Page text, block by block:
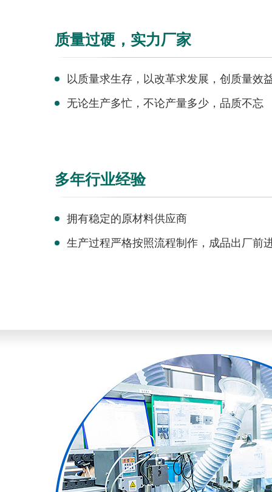
质量过硬，实力厂家
以质量求生存，以改革求发展，创质量效
无论生产多忙，不论产量多少，品质不忘
多年行业经验
拥有稳定的原材料供应商
生产过程严格按照流程制作，成品出厂前